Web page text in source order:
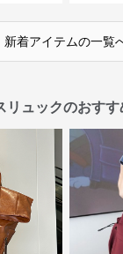
新着アイテムの一覧
リュックのおすす